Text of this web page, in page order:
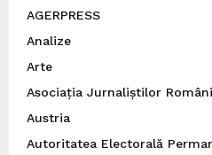
AGERPRESS
Analize
Arte
Asociația Jurnaliștilor
Austria
Autoritatea Electorală